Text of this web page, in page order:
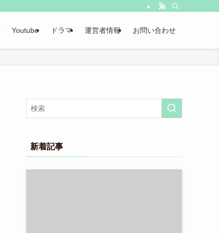
Youtube ドラマ 運営者情報 お問い合わせ
新着記事